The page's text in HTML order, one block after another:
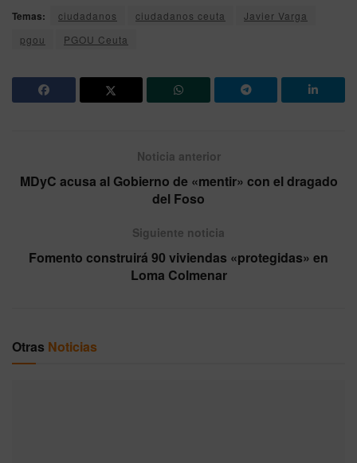
Temas: ciudadanos ciudadanos ceuta
Javier Varga
pgou
PGOU Ceuta
Noticia anterior
MDyC acusa al Gobierno de «mentir» con el dragado
del Foso
Siguiente noticia
Fomento construirá 90 viviendas «protegidas» en
Loma Colmenar
Otras Noticias